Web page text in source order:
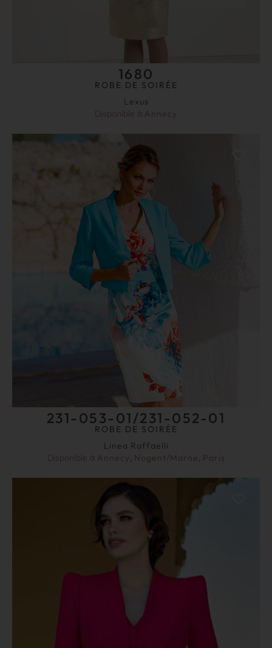
1680
ROBE DE SOIRÉE
Lexus
Disponible à Annecy
231-053-01/231-052-01
ROBE DE SOIRÉE
Linea Raffaelli
Disponible à Annecy, Nogent/Marne, Paris